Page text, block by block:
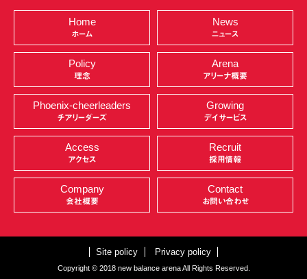
Home
ホーム
News
ニュース
Policy
理念
Arena
アリーナ概要
Phoenix-cheerleaders
チアリーダーズ
Growing
デイサービス
Access
アクセス
Recruit
採用情報
Company
会社概要
Contact
お問い合わせ
Site policy Privacy policy
Copyright © 2018 new balance arena All Rights Reserved.